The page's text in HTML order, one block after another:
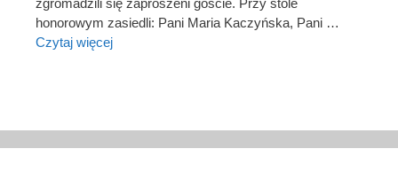
zgromadzili się zaproszeni goście. Przy stole
honorowym zasiedli: Pani Maria Kaczyńska, Pani …
Czytaj więcej